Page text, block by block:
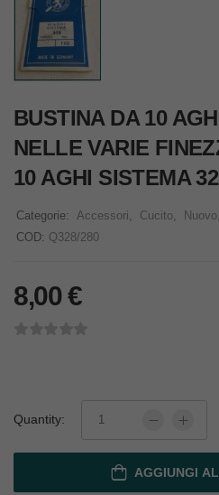
BUSTINA DA 10
NELLE VARIE
10 AGHI SISTEMA
Categorie: Accessori Cucito Nuovo
COD: Q328/280
8,00€
Quantity:
AGGIUNGI